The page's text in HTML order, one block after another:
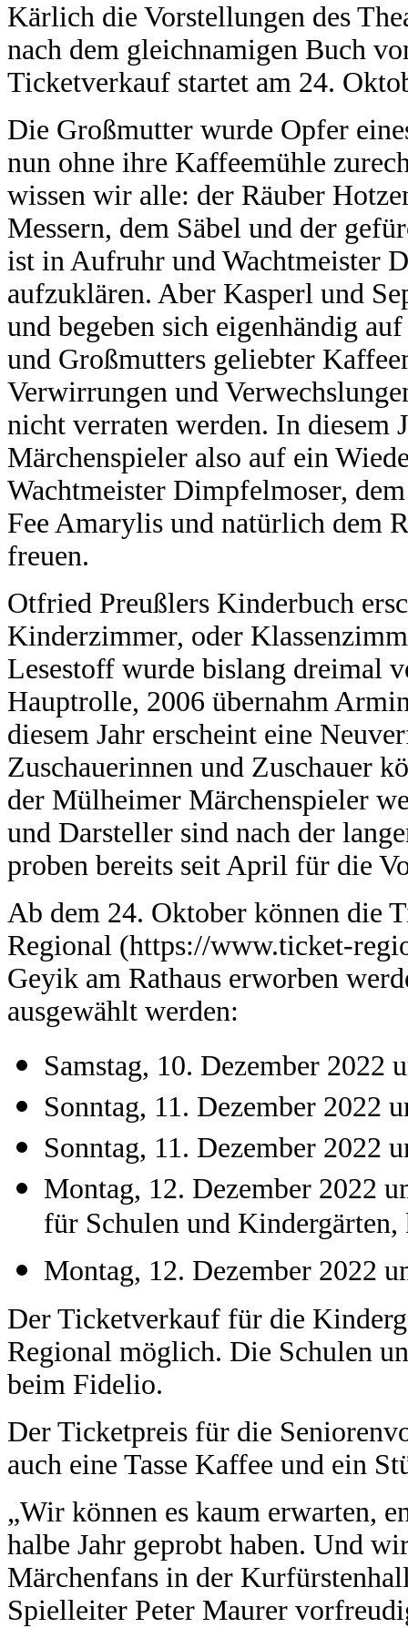
Kärlich die Vorstellungen des
nach dem gleichnamigen Buch
Ticketverkauf startet am 24.
Die Großmutter wurde Opfer
nun ohne ihre Kaffeemühle
wissen wir alle: der Räuber
Messern, dem Säbel und der
ist in Aufruhr und Wachtmeister
aufzuklären. Aber Kasperl und
und begeben sich eigenhändig
und Großmutters geliebter
Verwirrungen und
nicht verraten werden. In diesem
Märchenspieler also auf ein
Wachtmeister Dimpfelmoser,
Fee Amarylis und natürlich dem
freuen.
Otfried Preußlers Kinderbuch
Kinderzimmer, oder
Lesestoff wurde bislang dreimal
Hauptrolle, 2006 übernahm
diesem Jahr erscheint eine
Zuschauerinnen und Zuschauer
der Mülheimer Märchenspieler
und Darsteller sind nach der
proben bereits seit April für die
Ab dem 24. Oktober können die
Regional (https://www.ticket-
Geyik am Rathaus erworben
ausgewählt werden:
Samstag, 10. Dezember 2022
Sonntag, 11. Dezember 2022
Sonntag, 11. Dezember 2022
Montag, 12. Dezember 2022
für Schulen und
Montag, 12. Dezember 2022
Der Ticketverkauf für die
Regional möglich. Die Schulen
beim Fidelio.
Der Ticketpreis für die
auch eine Tasse Kaffee und ein
„Wir können es kaum erwarten,
halbe Jahr geprobt haben. Und
Märchenfans in der
Spielleiter Peter Maurer